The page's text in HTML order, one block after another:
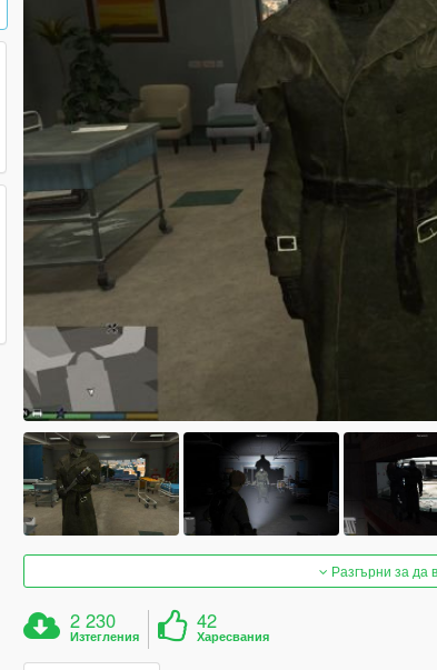
Разгърни за да
2 230
Изтегления
42
Харесвания